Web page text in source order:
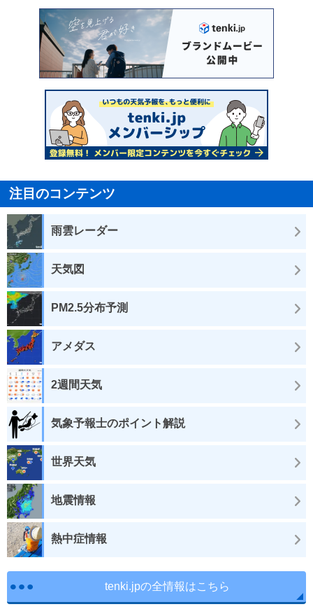
注目のコンテンツ
雨雲レーダー
天気図
PM2.5分布予測
アメダス
2週間天気
気象予報士のポイント解説
世界天気
地震情報
熱中症情報
tenki.jpの全情報はこちら